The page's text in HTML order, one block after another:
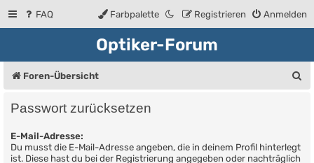
FAQ Anmelden
Registrieren
Farbpalette
Optiker-Forum
Foren-Übersicht
Passwort zurücksetzen
E-Mail-Adresse:
Du musst die E-Mail-Adresse angeben, die in deinem Profil hinterlegt
ist. Diese hast du bei der Registrierung angegeben oder nachträglich